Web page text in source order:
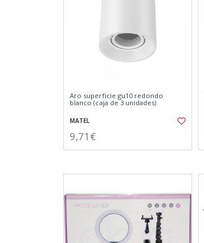
Aro superficie gu10 redondo
blanco (caja de 3 unidades)
MATEL
9,71€